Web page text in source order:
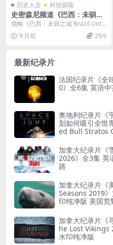
历史人文 科技探险
史密森尼频道《巴西：未驯之
城 Brazil Untamed 2016》
第一季全5集 英语英字 1080
P/MP4/8.43G 自海底沉船纪
领略《巴西：未驯之城 Brazil Unta
med 2016》第一季全5集 在《...
9 月前 29.9
最新纪录片
法国纪录片《全
0》全6集 英语
奥地利纪录片《
划如何吸引全世
ed Bull Stratos
划
加拿大纪录片《
2026》全3集 英
路
加拿大纪录片《
Seasons 2019
印纯净版 美国荒
加拿大纪录片《
he Lost Vikings
水印纯净版